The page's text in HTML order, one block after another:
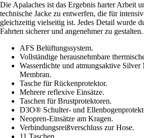
Die Apalaches ist das Ergebnis harter Arbeit
technische Jacke zu entwerfen, die für
gleichzeitig vielseitig ist. Jedes Detail wurde
Fahrten sicherer und angenehmer zu gestalten.
AFS Belüftungssystem.
Vollständige herausnehmbare
Wasserdichte und atmungsaktive Silver
Membran.
Tasche für Rückenprotektor.
Mehrere reflexive Einsätze.
Taschen für Brustprotektoren.
D3O® Schulter- und
Neopren-Einsätze am Kragen.
Verbindungsreißverschluss zur Hose.